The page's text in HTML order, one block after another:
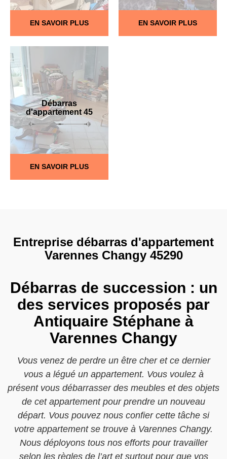
EN SAVOIR PLUS EN SAVOIR PLUS
Débarras
d'appartement 45
EN SAVOIR PLUS
Entreprise débarras d'appartement
Varennes Changy 45290
Débarras de succession : un
des services proposés par
Antiquaire Stéphane à
Varennes Changy
Vous venez de perdre un être cher et ce dernier
vous a légué un appartement. Vous voulez à
présent vous débarrasser des meubles et des objets
de cet appartement pour prendre un nouveau
départ. Vous pouvez nous confier cette tâche si
votre appartement se trouve à Varennes Changy.
Nous déployons tous nos efforts pour travailler
selon les règles de l’art et surtout pour que vos